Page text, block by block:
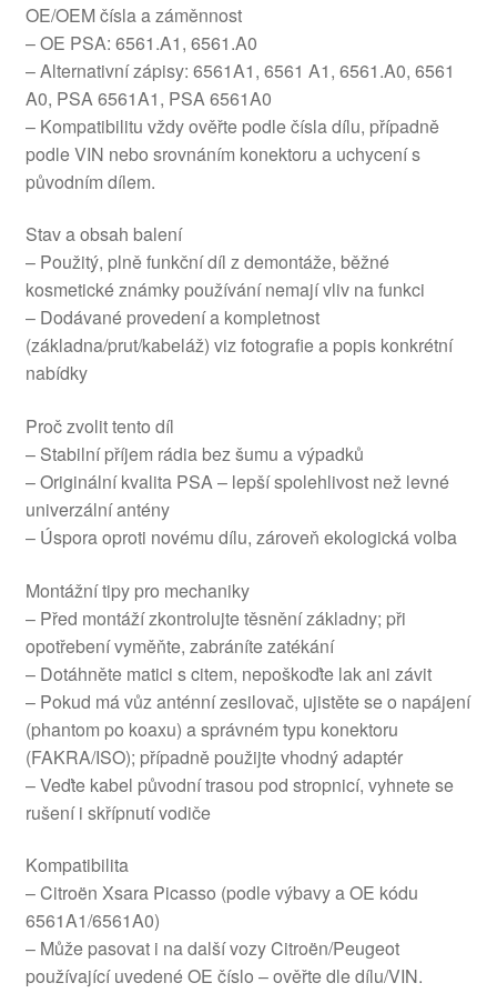
OE/OEM čísla a záměnnost
– OE PSA: 6561.A1, 6561.A0
– Alternativní zápisy: 6561A1, 6561 A1, 6561.A0, 6561
A0, PSA 6561A1, PSA 6561A0
– Kompatibilitu vždy ověřte podle čísla dílu, případně
podle VIN nebo srovnáním konektoru a uchycení s
původním dílem.
Stav a obsah balení
– Použitý, plně funkční díl z demontáže, běžné
kosmetické známky používání nemají vliv na funkci
– Dodávané provedení a kompletnost
(základna/prut/kabeláž) viz fotografie a popis konkrétní
nabídky
Proč zvolit tento díl
– Stabilní příjem rádia bez šumu a výpadků
– Originální kvalita PSA – lepší spolehlivost než levné
univerzální antény
– Úspora oproti novému dílu, zároveň ekologická volba
Montážní tipy pro mechaniky
– Před montáží zkontrolujte těsnění základny; při
opotřebení vyměňte, zabráníte zatékání
– Dotáhněte matici s citem, nepoškoďte lak ani závit
– Pokud má vůz anténní zesilovač, ujistěte se o napájení
(phantom po koaxu) a správném typu konektoru
(FAKRA/ISO); případně použijte vhodný adaptér
– Veďte kabel původní trasou pod stropnicí, vyhnete se
rušení i skřípnutí vodiče
Kompatibilita
– Citroën Xsara Picasso (podle výbavy a OE kódu
6561A1/6561A0)
– Může pasovat i na další vozy Citroën/Peugeot
používající uvedené OE číslo – ověřte dle dílu/VIN.